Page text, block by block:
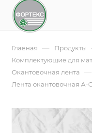
Главная — Продукты
Комплектующие для
Окантовочная лента —
Лента окантовочная А-
Лента